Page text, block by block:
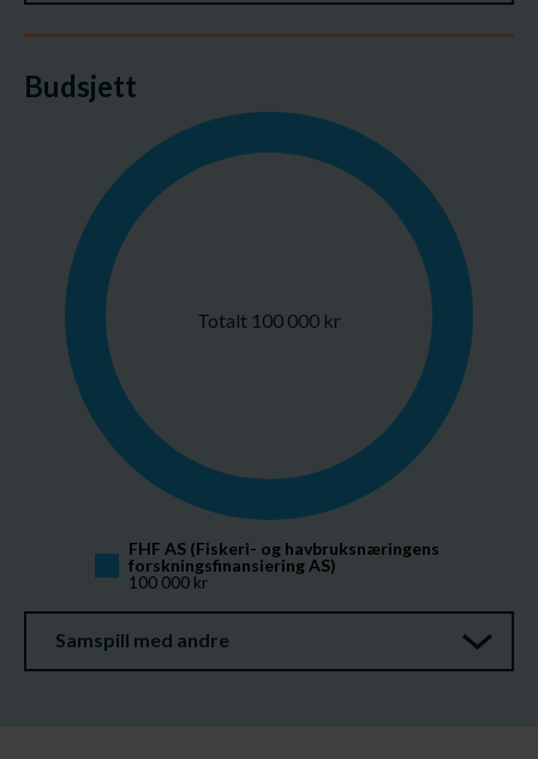
Budsjett
Totalt 100 000 kr
FHF AS (Fiskeri- og havbruksnæringens
forskningsfinansiering AS)
100 000 kr
Samspill med andre